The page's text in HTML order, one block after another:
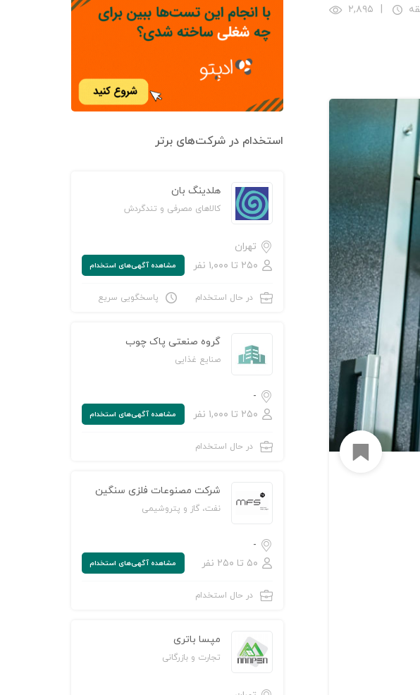
| ۲,۸۹۵
افزودن به لیست علاقه‌مندی‌ها
استخدام در شرکت‌های برتر
هلدینگ بان
کالاهای مصرفی و تندگردش
تهران
۲۵۰ تا ۱,۰۰۰ نفر
مشاهده‌ آگهی‌های استخدام
در حال استخدام پاسخگویی سریع
گروه صنعتی پاک چوب
صنایع غذایی
-
۲۵۰ تا ۱,۰۰۰ نفر
مشاهده‌ آگهی‌های استخدام
در حال استخدام
شرکت مصنوعات فلزی سنگین
نفت، گاز و پتروشیمی
-
۵۰ تا ۲۵۰ نفر
مشاهده‌ آگهی‌های استخدام
در حال استخدام
مپسا باتری
تجارت و بازرگانی